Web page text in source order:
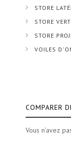
STORE
STORE
STORE
VOILES
COMPARER
Vous n’avez